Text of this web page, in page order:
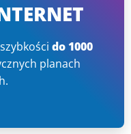
do 1000
planach